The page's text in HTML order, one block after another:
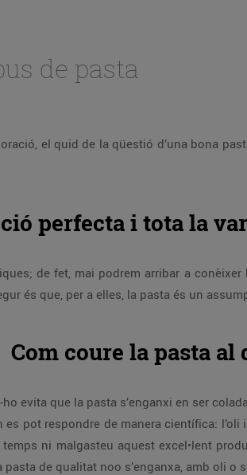
de pasta
el quid de la qüestió d’una bona
perfecta i tota la
de fet, mai podrem arribar a
és que, per a elles, la pasta és un
Com coure la pasta al
evita que la pasta s’enganxi en ser
pot respondre de manera científica:
ni malgasteu aquest excel•lent
de qualitat noo s’enganxa, amb oli o